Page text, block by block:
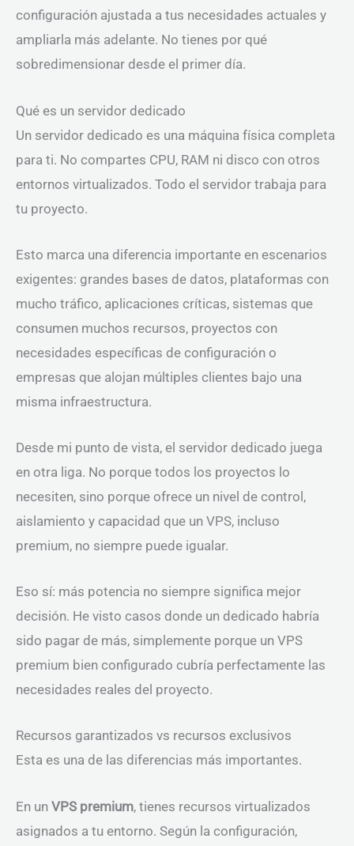
configuración ajustada a tus necesidades actuales y
ampliarla más adelante. No tienes por qué
sobredimensionar desde el primer día.
Qué es un servidor dedicado
Un servidor dedicado es una máquina física completa
para ti. No compartes CPU, RAM ni disco con otros
entornos virtualizados. Todo el servidor trabaja para
tu proyecto.
Esto marca una diferencia importante en escenarios
exigentes: grandes bases de datos, plataformas con
mucho tráfico, aplicaciones críticas, sistemas que
consumen muchos recursos, proyectos con
necesidades específicas de configuración o
empresas que alojan múltiples clientes bajo una
misma infraestructura.
Desde mi punto de vista, el servidor dedicado juega
en otra liga. No porque todos los proyectos lo
necesiten, sino porque ofrece un nivel de control,
aislamiento y capacidad que un VPS, incluso
premium, no siempre puede igualar.
Eso sí: más potencia no siempre significa mejor
decisión. He visto casos donde un dedicado habría
sido pagar de más, simplemente porque un VPS
premium bien configurado cubría perfectamente las
necesidades reales del proyecto.
Recursos garantizados vs recursos exclusivos
Esta es una de las diferencias más importantes.
En un VPS premium, tienes recursos virtualizados
asignados a tu entorno. Según la configuración,